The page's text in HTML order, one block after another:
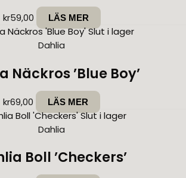
kr59,00 LÄS MER
Slut i lager
Dahlia
Näckros ’Blue Boy’
kr69,00 LÄS MER
Slut i lager
Dahlia
Boll ’Checkers’